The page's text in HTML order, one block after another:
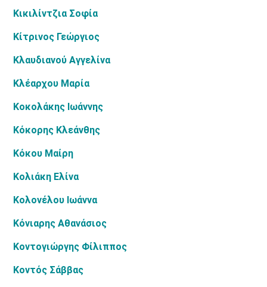
Κικιλίντζια Σοφία
Κίτρινος Γεώργιος
Κλαυδιανού Αγγελίνα
Κλέαρχου Μαρία
Κοκολάκης Ιωάννης
Κόκορης Κλεάνθης
Κόκου Μαίρη
Κολιάκη Ελίνα
Κολονέλου Ιωάννα
Κόνιαρης Αθανάσιος
Κοντογιώργης Φίλιππος
Κοντός Σάββας